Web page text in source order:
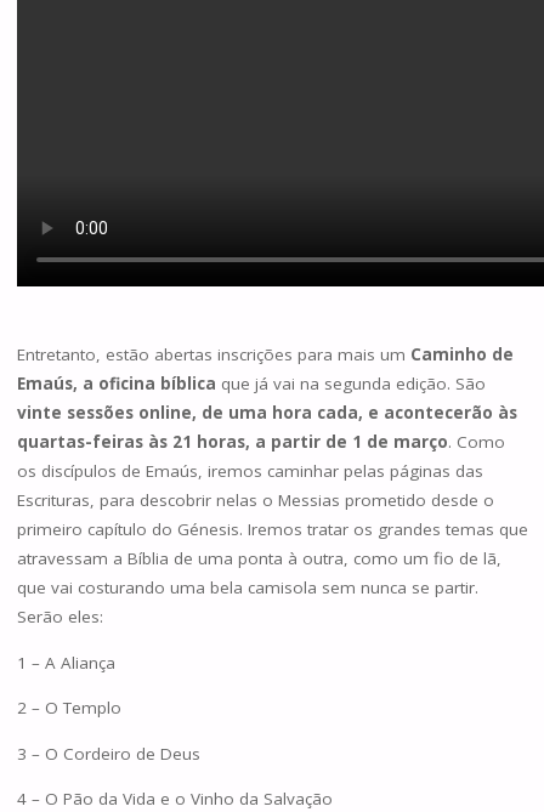
Entretanto, estão abertas inscrições para mais um Caminho de
Emaús, a oficina bíblica que já vai na segunda edição. São
vinte sessões online, de uma hora cada, e acontecerão às
quartas-feiras às 21 horas, a partir de 1 de março. Como
os discípulos de Emaús, iremos caminhar pelas páginas das
Escrituras, para descobrir nelas o Messias prometido desde o
primeiro capítulo do Génesis. Iremos tratar os grandes temas que
atravessam a Bíblia de uma ponta à outra, como um fio de lã,
que vai costurando uma bela camisola sem nunca se partir.
Serão eles:
1 – A Aliança
2 – O Templo
3 – O Cordeiro de Deus
4 – O Pão da Vida e o Vinho da Salvação